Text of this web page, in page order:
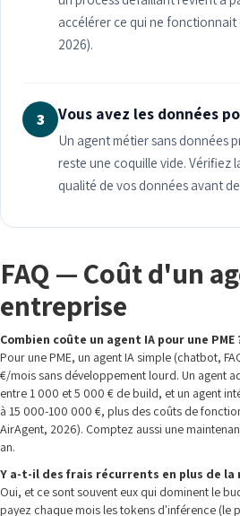
accélérer ce qui ne fonctionnait
2026).
3 Vous avez les données
Un agent métier sans données
reste une coquille vide. Vérifiez
qualité de vos données avant
FAQ — Coût d'un
entreprise
Combien coûte un agent IA pour une PME
Pour une PME, un agent IA simple (chatbot,
€/mois sans développement lourd. Un agent
entre 1 000 et 5 000 € de build, et un agent
à 15 000-100 000 €, plus des coûts de
AirAgent, 2026). Comptez aussi une
an.
Y a-t-il des frais récurrents en plus de la
Oui, et ce sont souvent eux qui dominent le
payez chaque mois les tokens d'inférence (le